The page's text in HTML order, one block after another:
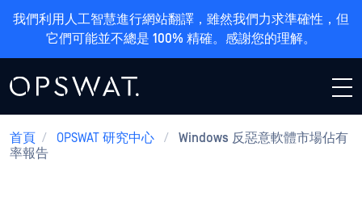
我們利用人工智慧進行網站翻譯，雖然我們力求準確性，但
它們可能並不總是 100% 精確。感謝您的理解。
首頁 / OPSWAT 研究中心 /
Windows 反惡意軟體市場佔有
率報告